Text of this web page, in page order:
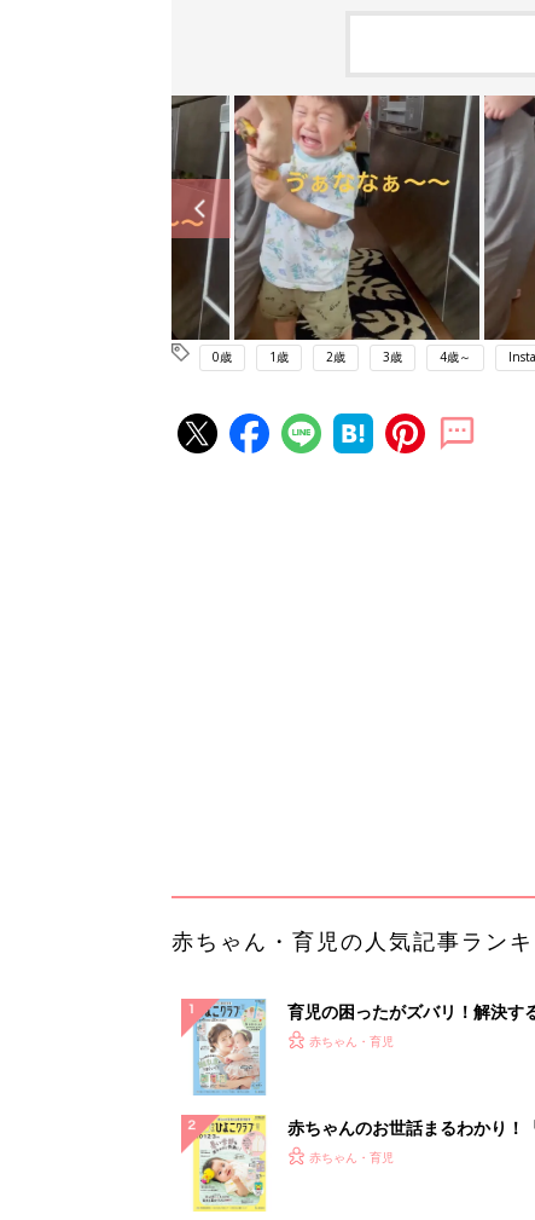
0歳 1歳 2歳 3歳 4歳～
るべき3つのことと、NGな自己
PR（ビズヒント）
ランキングをもっと見る